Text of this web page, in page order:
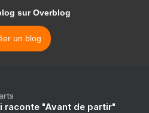
sur Overblog
un blog
raconte "Avant de partir"